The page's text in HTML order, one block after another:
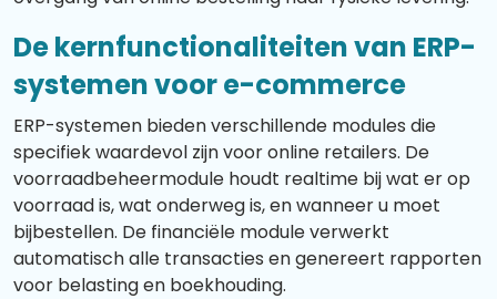
De kernfunctionaliteiten van ERP-
systemen voor e-commerce
ERP-systemen bieden verschillende modules die
specifiek waardevol zijn voor online retailers. De
voorraadbeheermodule houdt realtime bij wat er op
voorraad is, wat onderweg is, en wanneer u moet
bijbestellen. De financiële module verwerkt
automatisch alle transacties en genereert rapporten
voor belasting en boekhouding.